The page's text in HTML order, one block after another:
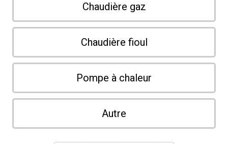
Chaudière gaz
Chaudière fioul
Pompe à chaleur
Autre